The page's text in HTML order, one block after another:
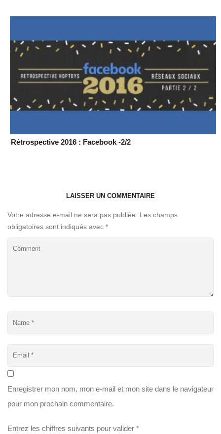
Rétrospective 2016 : Facebook -2/2
LAISSER UN COMMENTAIRE
Votre adresse e-mail ne sera pas publiée.
Les champs
obligatoires sont indiqués avec *
Enregistrer mon nom, mon e-mail et mon site dans le navigateur
pour mon prochain commentaire.
Entrez les chiffres suivants pour valider *